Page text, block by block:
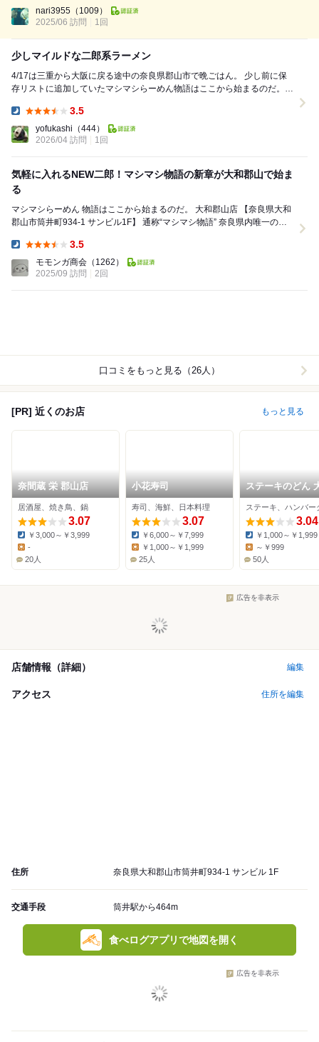
nari3955 （1009）
2025/06 訪問
1回
少しマイルドな二郎系ラーメン
4/17は三重から大阪に戻る途中の奈良県郡山市で晩ごはん。 少し前に保
存リストに追加していたマシマシらーめん物語はここから始まるのだ。大
3.5
yofukashi （444）
2026/04 訪問
1回
気軽に入れるNEW二郎！マシマシ物語の新章が大和郡山で始ま
る
マシマシらーめん 物語はここから始まるのだ。 大和郡山店 【奈良県大和
郡山市筒井町934-1 サンビル1F】 通称“マシマシ物語” 奈良県内唯一の大
3.5
モモンガ商会 （1262）
2025/09 訪問
2回
口コミをもっと見る（26人）
[PR] 近くのお店 もっと見る
奈間蔵 栄 郡山店
居酒屋、焼き鳥、鍋
3.07
Dinner:
￥3,000～￥3,999
Lunch:
-
20人
小花寿司
寿司、海鮮、日本料理
3.07
Dinner:
￥6,000～￥7,999
Lunch:
￥1,000～￥1,999
25人
ステーキのどん
郡山店
3.04
Dinner:
￥1,000～￥1,999
Lunch:
～￥999
50人
広告を非表示
店舗情報（詳細） 編集
アクセス 住所を編集
住所 奈良県大和郡山市筒井町934-1 サンビル 1F
交通手段 筒井駅から464m
食べログアプリで地図を開く
広告を非表示